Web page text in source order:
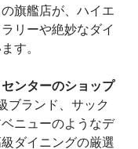
旗艦店が、ハイエ
リーや絶妙なダイ
す。
ンターのショップ
ブランド、サック
ニューのようなデ
ダイニングの厳選